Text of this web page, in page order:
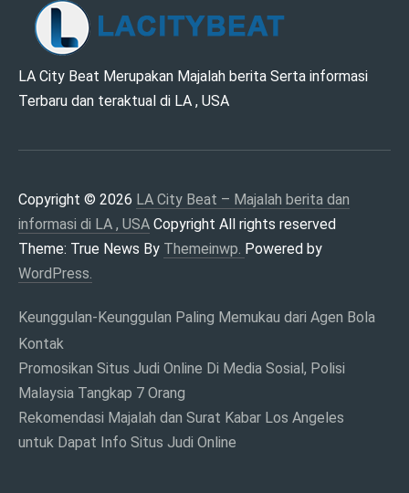
LA CITY BEAT –
DAN INFORMASI DI
LA , USA
LA City Beat Merupakan Majalah berita Serta informasi
Terbaru dan teraktual di LA , USA
Copyright © 2026 LA City Beat – Majalah berita dan
informasi di LA , USA Copyright All rights reserved
Theme: True News By Themeinwp. Powered by
WordPress.
Keunggulan-Keunggulan Paling Memukau dari Agen Bola
Kontak
Promosikan Situs Judi Online Di Media Sosial, Polisi
Malaysia Tangkap 7 Orang
Rekomendasi Majalah dan Surat Kabar Los Angeles
untuk Dapat Info Situs Judi Online